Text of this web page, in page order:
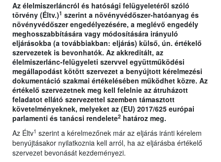
Az élelmiszerláncról és hatósági felügyeletéről szóló
törvény (Éltv.)1 szerint a növényvédőszer-hatóanyag és
növényvédőszer engedélyezésére, a meglévő engedély
meghosszabbítására vagy módosítására irányuló
eljárásokba (a továbbiakban: eljárás) külső, ún. értékelő
szervezetek is bevonhatók. Az akkreditált, az
élelmiszerlánc-felügyeleti szervvel együttműködési
megállapodást kötött szervezet a benyújtott kérelmezési
dokumentáció szakmai értékelésében működhet közre. Az
értékelő szervezetnek meg kell felelnie az átruházott
feladatot ellátó szervezettel szemben támasztott
követelményeknek, melyeket az (EU) 2017/625 európai
parlamenti és tanácsi rendelete2 határoz meg.
Az Éltv1 szerint a kérelmezőnek már az eljárás iránti kérelem
benyújtásakor nyilatkoznia kell arról, ha az eljárásba értékelő
szervezet bevonását kezdeményezi.